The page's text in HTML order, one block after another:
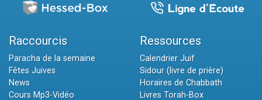
Raccourcis
Paracha de la semaine
Fêtes Juives
News
Cours Mp3-Vidéo
Ressources
Calendrier Juif
Sidour (livre de prière)
Horaires de Chabbath
Livres Torah-Box